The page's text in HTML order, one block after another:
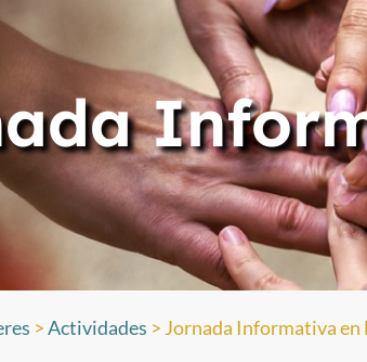
>Actividades > Jornada Informativa en